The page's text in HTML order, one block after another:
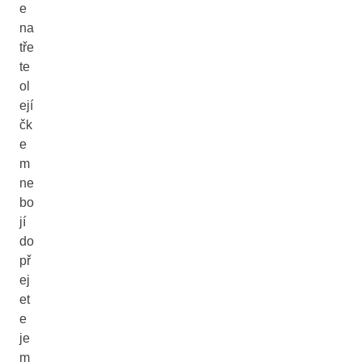
e
na
tře
te
ol
ejí
čk
e
m
ne
bo
jí
do
př
ej
et
e
je
m